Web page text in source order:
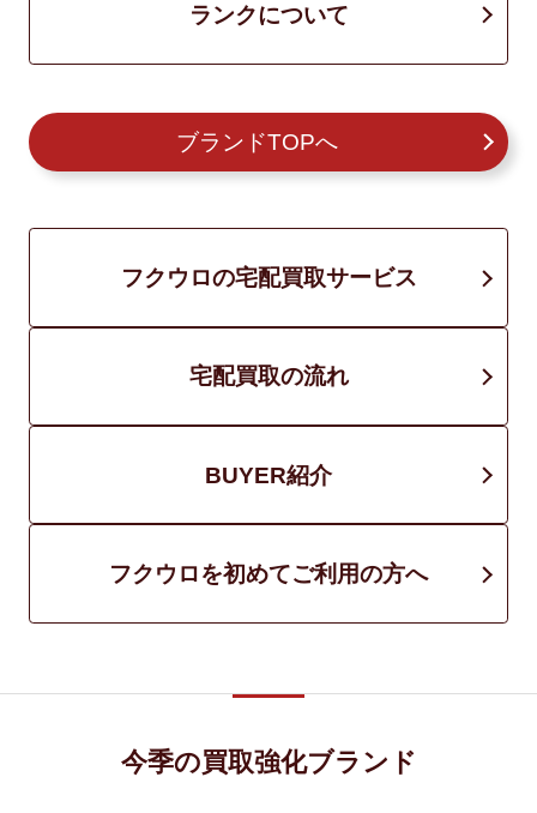
ランクについて
ブランドTOPへ
フクウロの宅配買取サービス
宅配買取の流れ
BUYER紹介
フクウロを初めてご利用の方へ
今季の買取強化ブランド